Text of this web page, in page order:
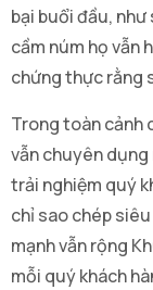
bại buổi đầu,
cầm núm họ vẫn
chứng thực rằng
Trong toàn cảnh
vẫn chuyên dụng
trải nghiệm quý
chỉ sao chép
mạnh vẫn rộng
mỗi quý khách